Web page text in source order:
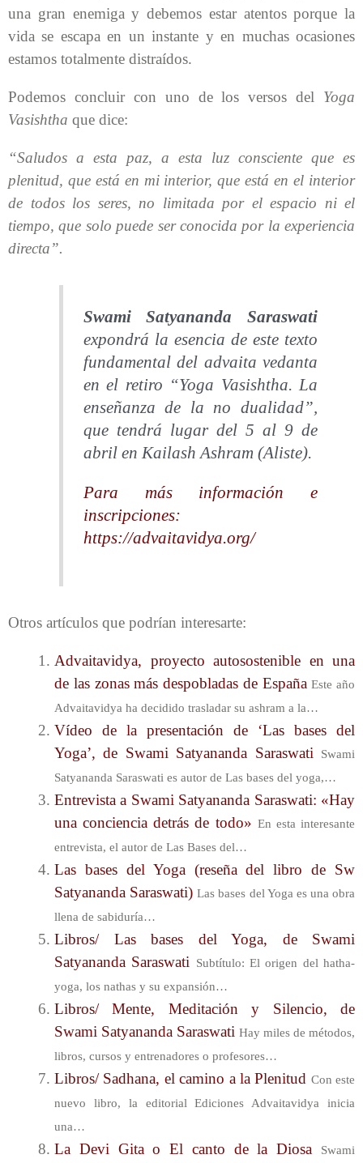
una gran enemiga y debemos estar atentos porque la
vida se escapa en un instante y en muchas ocasiones
estamos totalmente distraídos.
Podemos concluir con uno de los versos del Yoga
Vasishtha que dice:
“Saludos a esta paz, a esta luz consciente que es
plenitud, que está en mi interior, que está en el interior
de todos los seres, no limitada por el espacio ni el
tiempo, que solo puede ser conocida por la experiencia
directa”.
Swami Satyananda Saraswati
expondrá la esencia de este texto
fundamental del advaita vedanta
en el retiro “Yoga Vasishtha. La
enseñanza de la no dualidad”,
que tendrá lugar del 5 al 9 de
abril en Kailash Ashram (Aliste).
Para más información e
inscripciones:
https://advaitavidya.org/
Otros artículos que podrían interesarte:
Advaitavidya, proyecto autosostenible en una
de las zonas más despobladas de EspañaEste año
Advaitavidya ha decidido trasladar su ashram a la…
Vídeo de la presentación de ‘Las bases del
Yoga’, de Swami Satyananda Saraswati Swami
Satyananda Saraswati es autor de Las bases del yoga,…
Entrevista a Swami Satyananda Saraswati: «Hay
una conciencia detrás de todo» En esta interesante
entrevista, el autor de Las Bases del…
Las bases del Yoga (reseña del libro de Sw
Satyananda Saraswati)Las bases del Yoga es una obra
llena de sabiduría…
Libros/ Las bases del Yoga, de Swami
Satyananda Saraswati Subtítulo: El origen del hatha-
yoga, los nathas y su expansión…
Libros/ Mente, Meditación y Silencio, de
Swami Satyananda Saraswati Hay miles de métodos,
libros, cursos y entrenadores o profesores…
Libros/ Sadhana, el camino a la Plenitud Con este
nuevo libro, la editorial Ediciones Advaitavidya inicia
una…
La Devi Gita o El canto de la Diosa Swami